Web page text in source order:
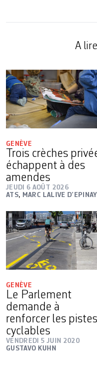
A
GENÈVE
Trois crèches
échappent à des
amendes
JEUDI 6 AOÛT 2026
ATS, MARC LALIVE D’EPINAY
GENÈVE
Le Parlement
demande à
renforcer les pistes
cyclables
VENDREDI 5 JUIN 2020
GUSTAVO KUHN